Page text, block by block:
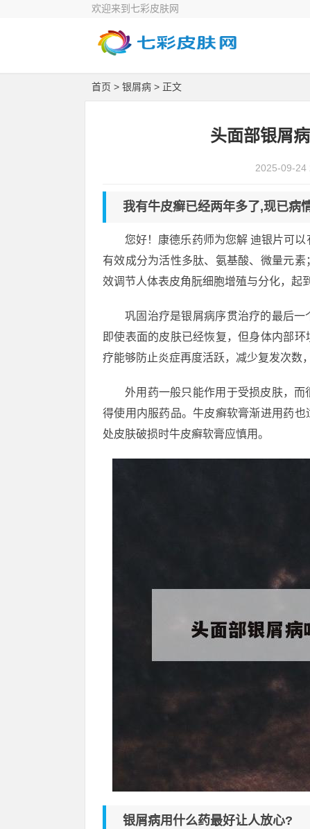
欢迎来到七彩皮肤网
首页 > 银屑病 > 正文
头面部银屑
2025-09-24
我有牛皮癣已经两年多了,现已病
您好！康德乐药师为您解 迪银片可
有效成分为活性多肽、氨基酸、微量元
效调节人体表皮角朊细胞增殖与分化，起
巩固治疗是银屑病序贯治疗的最后一
即使表面的皮肤已经恢复，但身体内部
疗能够防止炎症再度活跃，减少复发次数
外用药一般只能作用于受损皮肤，
得使用内服药品。牛皮癣软膏渐进用药
处皮肤破损时牛皮癣软膏应慎用。
银屑病用什么药最好让人放心?